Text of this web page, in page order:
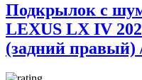
Подкрылок с
LEXUS LX IV
(задний правый)